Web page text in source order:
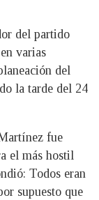
del partido
varias
del
la tarde del 24
fue
el más hostil
Todos eran
supuesto que